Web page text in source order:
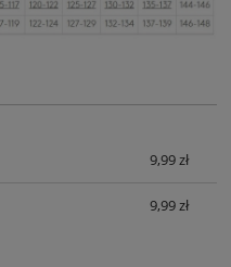
9,99 zł
9,99 zł